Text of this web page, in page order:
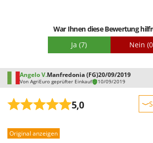
Titania
Tornado
Tre Spade
Trotec
War Ihnen diese Bewertung
Ja (7) Nein
Angelo V.Manfredonia (FG)20/09/2019
Von AgriEuro geprüfter Einkauf 10/09/2019
5,0
Leistung
Original anzeigen